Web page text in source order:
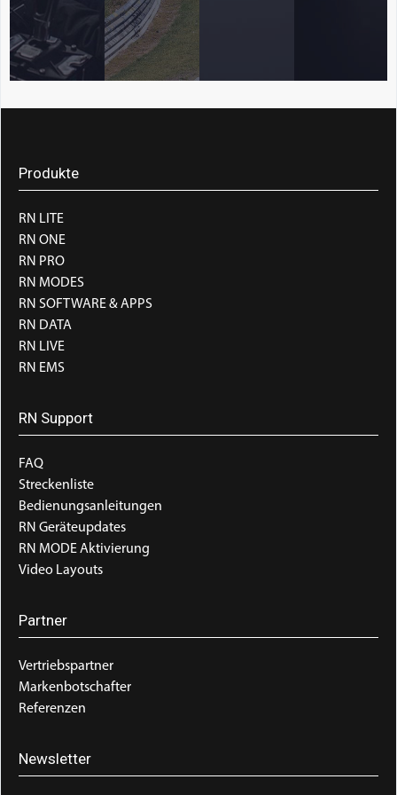
Produkte
RN LITE
RN ONE
RN PRO
RN MODES
RN SOFTWARE & APPS
RN DATA
RN LIVE
RN EMS
RN Support
FAQ
Streckenliste
Bedienungsanleitungen
RN Geräteupdates
RN MODE Aktivierung
Video Layouts
Partner
Vertriebspartner
Markenbotschafter
Referenzen
Newsletter